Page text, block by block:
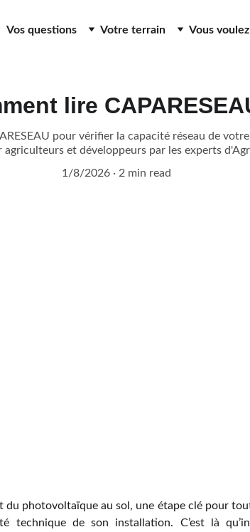
Vos questions Votre terrain Vous voulez
lire
pour vérifier la capacité réseau de
agriculteurs et développeurs par les experts
1/8/2026
2 min read
du photovoltaïque au sol, une étape clé pour
de son installation. C’est là